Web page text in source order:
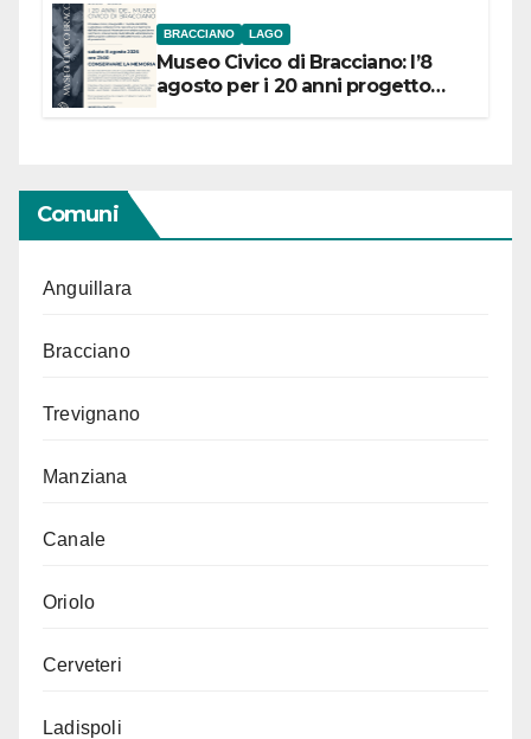
BRACCIANO LAGO
Museo Civico di Bracciano: l’8
agosto per i 20 anni progetto
Comuni
Anguillara
Bracciano
Trevignano
Manziana
Canale
Oriolo
Cerveteri
Ladispoli